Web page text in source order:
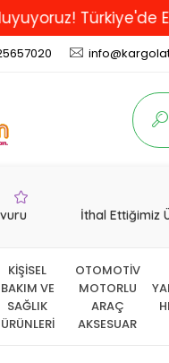
En İyi
İthal Ettiğimiz
KİŞİSEL
BAKIM VE
SAĞLIK
ÜRÜNLERİ
OTOMOTİV
MOTORLU
ARAÇ
AKSESUAR